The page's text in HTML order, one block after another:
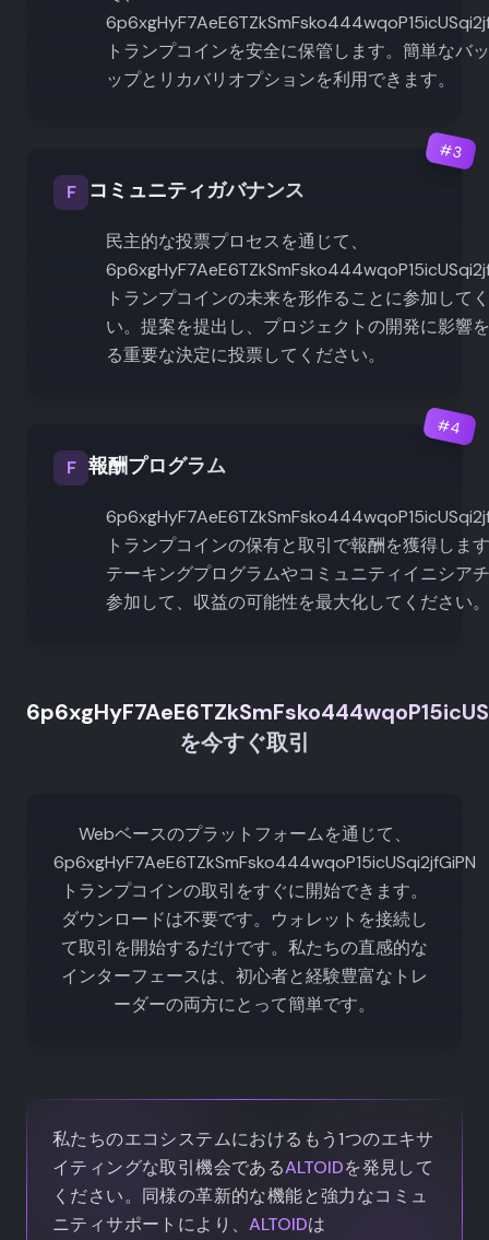
トランプコインを安全に保管します。簡単なバ
ップとリカバリオプションを利用できます。
#3
F コミュニティガバナンス
民主的な投票プロセスを通じて、
トランプコインの未来を形作ることに参加して
い。提案を提出し、プロジェクトの開発に影響
る重要な決定に投票してください。
#4
F 報酬プログラム
トランプコインの保有と取引で報酬を獲得しま
テーキングプログラムやコミュニティイニシア
参加して、収益の可能性を最大化してください。
を今すぐ取引
Webベースのプラットフォームを通じて、
6p6xgHyF7AeE6TZkSmFsko444wqoP15icUSqi2jfGiPN
トランプコインの取引をすぐに開始できます。
ダウンロードは不要です。ウォレットを接続し
て取引を開始するだけです。私たちの直感的な
インターフェースは、初心者と経験豊富なトレ
ーダーの両方にとって簡単です。
私たちのエコシステムにおけるもう1つのエキサ
イティングな取引機会であるALTOIDを発見して
ください。同様の革新的な機能と強力なコミュ
ニティサポートにより、ALTOIDは